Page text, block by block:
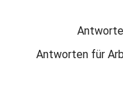
Antworten für